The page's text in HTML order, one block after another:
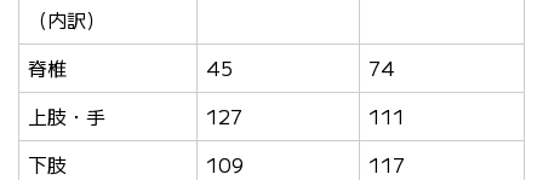
（内訳）
脊椎
45
74
上肢・手
127
111
下肢
109
117